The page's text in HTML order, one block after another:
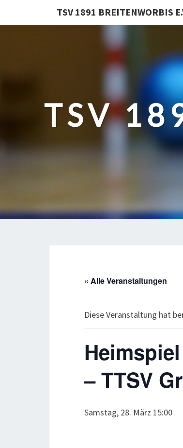
TSV 1891 BREITENWORBIS
TSV
« Alle Veranstaltungen
Diese Veranstaltung hat
– TTSV
Samstag, 28. März 15:00